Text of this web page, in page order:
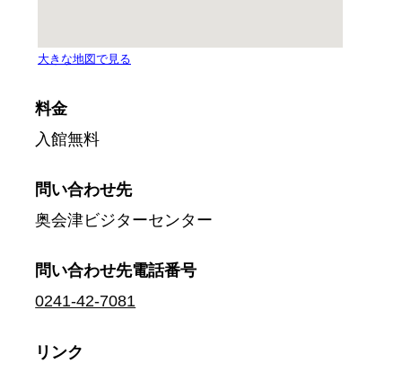
料金
入館無料
問い合わせ先
奥会津ビジターセンター
問い合わせ先電話番号
0241-42-7081
リンク